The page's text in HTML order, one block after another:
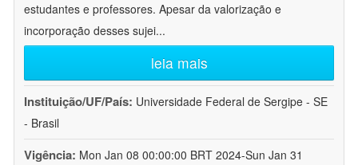
estudantes e professores. Apesar da valorização e
incorporação desses sujei...
leia mais
Instituição/UF/País: Universidade Federal de Sergipe - SE
- Brasil
Vigência: Mon Jan 08 00:00:00 BRT 2024-Sun Jan 31